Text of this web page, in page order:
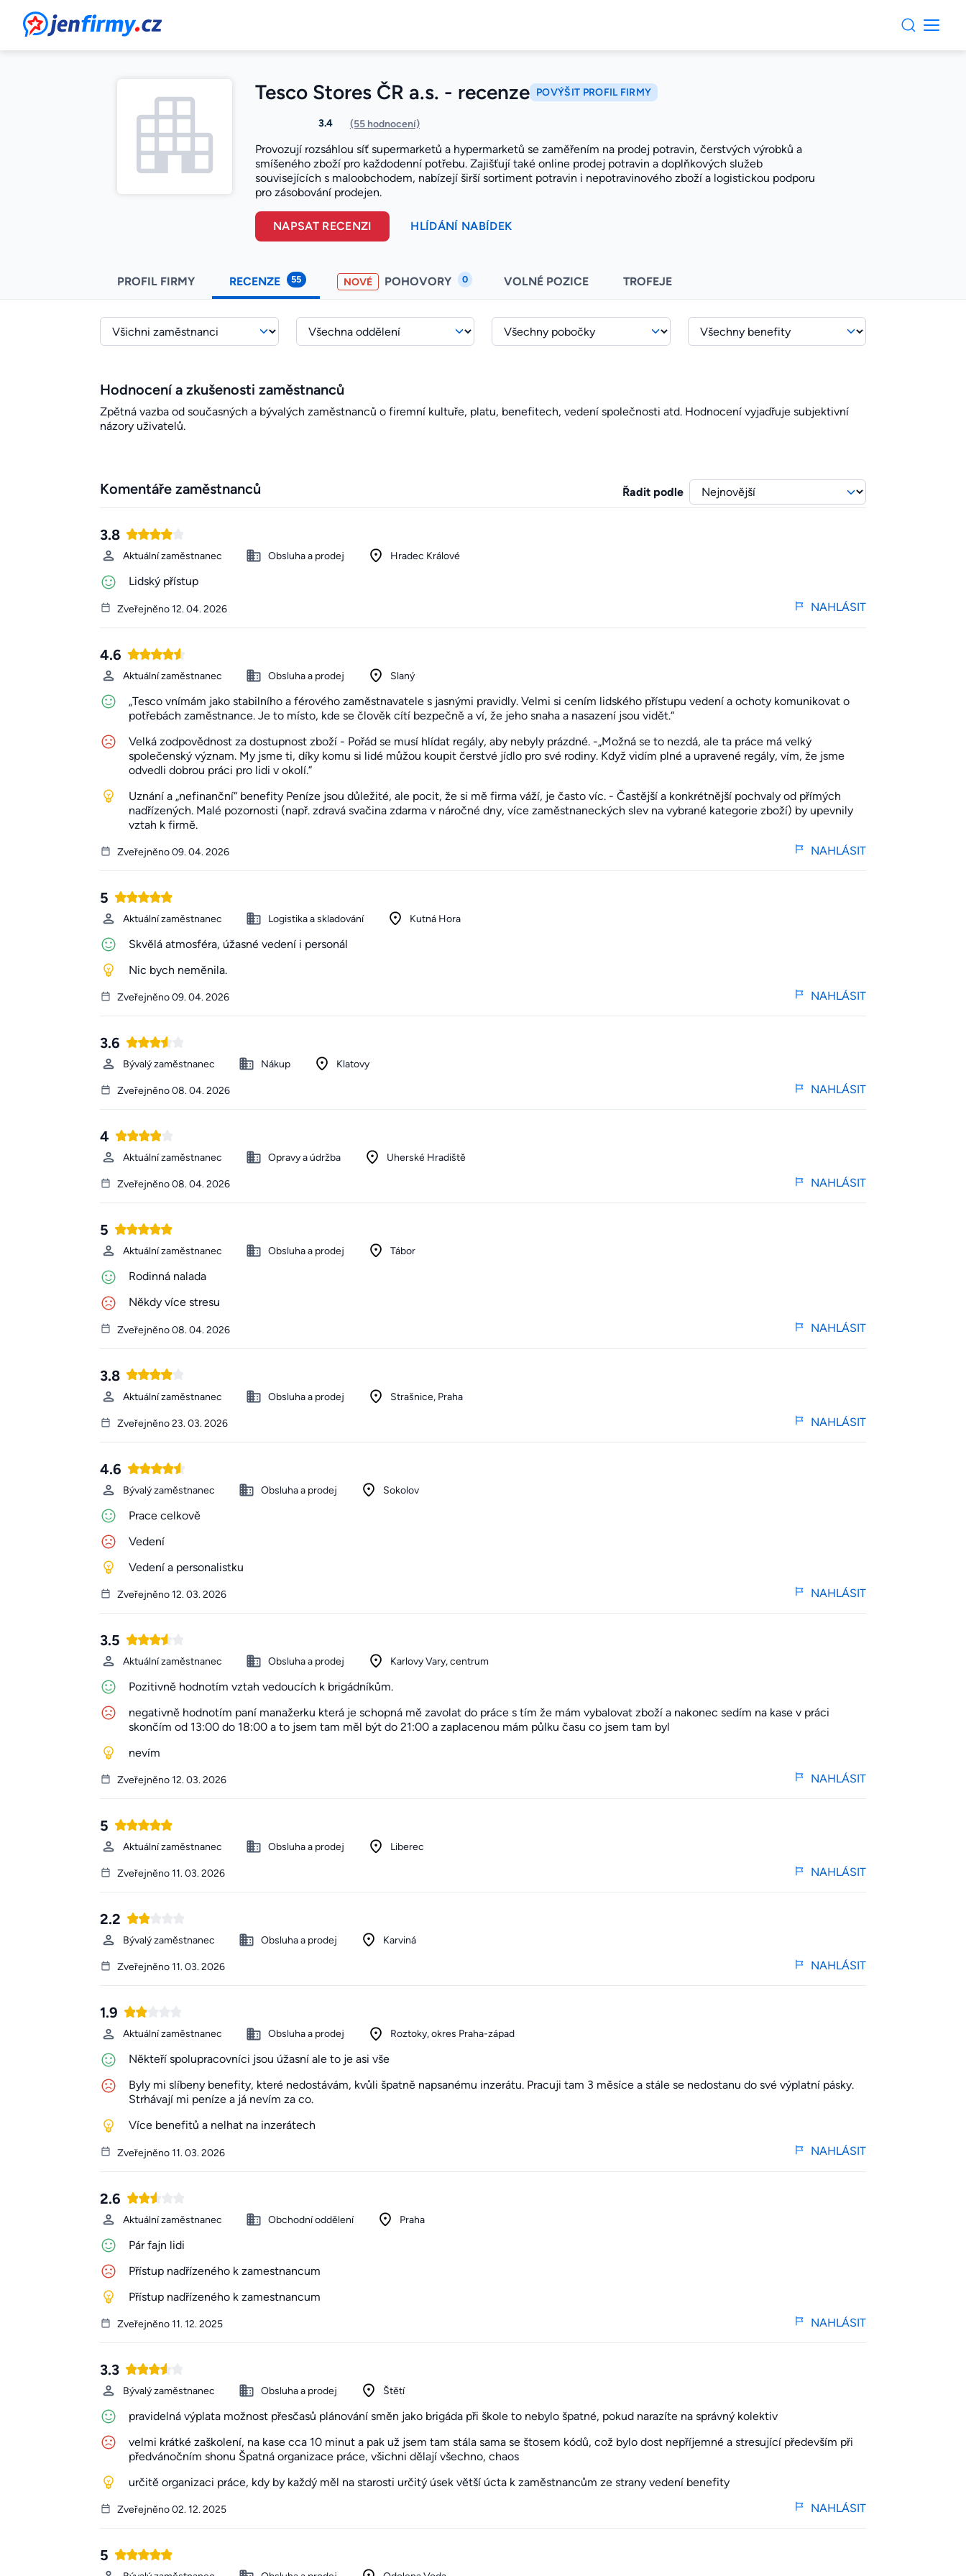
JenFirmy.cz
Tesco Stores ČR a.s. - recenze POVÝŠIT PROFIL FIRMY
3.4 (55 hodnocení)
Provozují rozsáhlou síť supermarketů a hypermarketů se zaměřením na prodej potravin, čerstvých výrobků a
smíšeného zboží pro každodenní potřebu. Zajišťují také online prodej potravin a doplňkových služeb
souvisejících s maloobchodem, nabízejí širší sortiment potravin i nepotravinového zboží a logistickou podporu
pro zásobování prodejen.
NAPSAT RECENZI HLÍDÁNÍ NABÍDEK
PROFIL FIRMY RECENZE 55 NOVÉ POHOVORY 0 VOLNÉ POZICE TROFEJE
Hodnocení a zkušenosti zaměstnanců
Zpětná vazba od současných a bývalých zaměstnanců o firemní kultuře, platu, benefitech, vedení společnosti atd. Hodnocení vyjadřuje subjektivní
názory uživatelů.
Komentáře zaměstnanců Řadit podle
3.8
Aktuální zaměstnanec Obsluha a prodej Hradec Králové
Lidský přístup
Zveřejněno 12. 04. 2026 NAHLÁSIT
4.6
Aktuální zaměstnanec Obsluha a prodej Slaný
„Tesco vnímám jako stabilního a férového zaměstnavatele s jasnými pravidly. Velmi si cením lidského přístupu vedení a ochoty komunikovat o
potřebách zaměstnance. Je to místo, kde se člověk cítí bezpečně a ví, že jeho snaha a nasazení jsou vidět.“
Velká zodpovědnost za dostupnost zboží - Pořád se musí hlídat regály, aby nebyly prázdné. -„Možná se to nezdá, ale ta práce má velký
společenský význam. My jsme ti, díky komu si lidé můžou koupit čerstvé jídlo pro své rodiny. Když vidím plné a upravené regály, vím, že jsme
odvedli dobrou práci pro lidi v okolí.“
Uznání a „nefinanční“ benefity Peníze jsou důležité, ale pocit, že si mě firma váží, je často víc. - Častější a konkrétnější pochvaly od přímých
nadřízených. Malé pozornosti (např. zdravá svačina zdarma v náročné dny, více zaměstnaneckých slev na vybrané kategorie zboží) by upevnily
vztah k firmě.
Zveřejněno 09. 04. 2026 NAHLÁSIT
5
Aktuální zaměstnanec Logistika a skladování Kutná Hora
Skvělá atmosféra, úžasné vedení i personál
Nic bych neměnila.
Zveřejněno 09. 04. 2026 NAHLÁSIT
3.6
Bývalý zaměstnanec Nákup Klatovy
Zveřejněno 08. 04. 2026 NAHLÁSIT
4
Aktuální zaměstnanec Opravy a údržba Uherské Hradiště
Zveřejněno 08. 04. 2026 NAHLÁSIT
5
Aktuální zaměstnanec Obsluha a prodej Tábor
Rodinná nalada
Někdy více stresu
Zveřejněno 08. 04. 2026 NAHLÁSIT
3.8
Aktuální zaměstnanec Obsluha a prodej Strašnice, Praha
Zveřejněno 23. 03. 2026 NAHLÁSIT
4.6
Bývalý zaměstnanec Obsluha a prodej Sokolov
Prace celkově
Vedení
Vedení a personalistku
Zveřejněno 12. 03. 2026 NAHLÁSIT
3.5
Aktuální zaměstnanec Obsluha a prodej Karlovy Vary, centrum
Pozitivně hodnotím vztah vedoucích k brigádníkům.
negativně hodnotím paní manažerku která je schopná mě zavolat do práce s tím že mám vybalovat zboží a nakonec sedím na kase v práci
skončím od 13:00 do 18:00 a to jsem tam měl být do 21:00 a zaplacenou mám půlku času co jsem tam byl
nevím
Zveřejněno 12. 03. 2026 NAHLÁSIT
5
Aktuální zaměstnanec Obsluha a prodej Liberec
Zveřejněno 11. 03. 2026 NAHLÁSIT
2.2
Bývalý zaměstnanec Obsluha a prodej Karviná
Zveřejněno 11. 03. 2026 NAHLÁSIT
1.9
Aktuální zaměstnanec Obsluha a prodej Roztoky, okres Praha-západ
Někteří spolupracovníci jsou úžasní ale to je asi vše
Byly mi slíbeny benefity, které nedostávám, kvůli špatně napsanému inzerátu. Pracuji tam 3 měsíce a stále se nedostanu do své výplatní pásky.
Strhávají mi peníze a já nevím za co.
Více benefitů a nelhat na inzerátech
Zveřejněno 11. 03. 2026 NAHLÁSIT
2.6
Aktuální zaměstnanec Obchodní oddělení Praha
Pár fajn lidi
Přístup nadřízeného k zamestnancum
Přístup nadřízeného k zamestnancum
Zveřejněno 11. 12. 2025 NAHLÁSIT
3.3
Bývalý zaměstnanec Obsluha a prodej Štětí
pravidelná výplata možnost přesčasů plánování směn jako brigáda při škole to nebylo špatné, pokud narazíte na správný kolektiv
velmi krátké zaškolení, na kase cca 10 minut a pak už jsem tam stála sama se štosem kódů, což bylo dost nepříjemné a stresující především při
předvánočním shonu Špatná organizace práce, všichni dělají všechno, chaos
určitě organizaci práce, kdy by každý měl na starosti určitý úsek větší úcta k zaměstnancům ze strany vedení benefity
Zveřejněno 02. 12. 2025 NAHLÁSIT
5